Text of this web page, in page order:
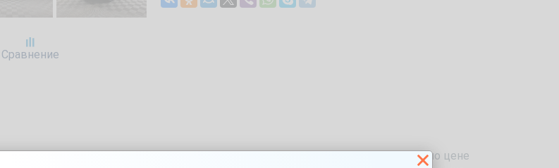
Сравнение
автомобиль MITSUBISHI Outlander 2, 2013 в кузове Внедорожник 5дв. по цене